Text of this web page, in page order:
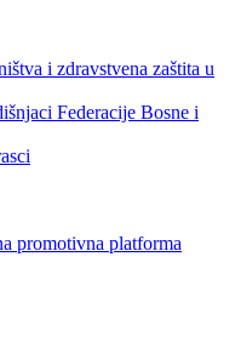
i zdravstvena zaštita u
Federacije Bosne i
promotivna platforma